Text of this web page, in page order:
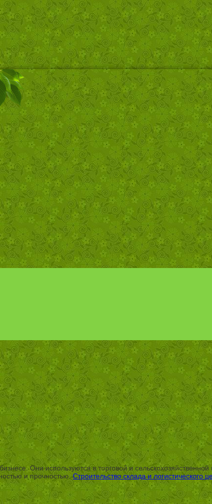
Они используются в торговой и
и прочностью.Строительство склада и логистического